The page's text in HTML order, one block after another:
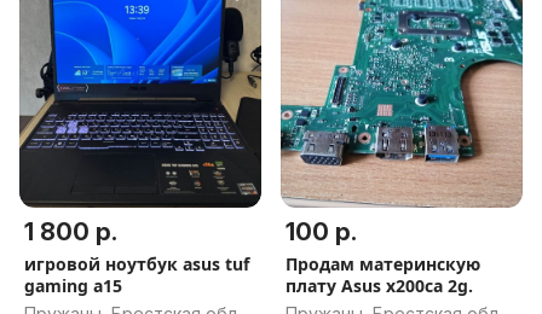
1 800 р.
игровой ноутбук asus tuf
gaming a15
100 р.
Продам материнскую
плату Asus x200ca 2g.